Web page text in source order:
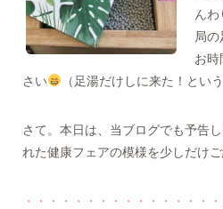
ん
局の
お時
さい
（足湯だけしに来た！とい
さて。本日は、当ブログでも予告
れた健康フェアの模様を少しだけ
・・・・・・・・・・・・・・・